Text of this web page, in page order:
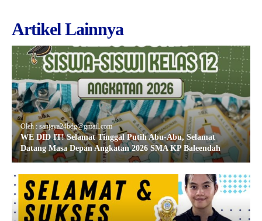
Artikel Lainnya
Oleh : sanjaya24bdg@gmail.com
WE DID IT! Selamat Tinggal Putih Abu-Abu, Selamat
Datang Masa Depan Angkatan 2026 SMA KP Baleendah